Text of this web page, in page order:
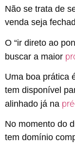
Não se trata de
venda seja
O “ir direto ao
buscar a maior
Uma boa prática
tem disponível
alinhado já na
No momento do
tem domínio